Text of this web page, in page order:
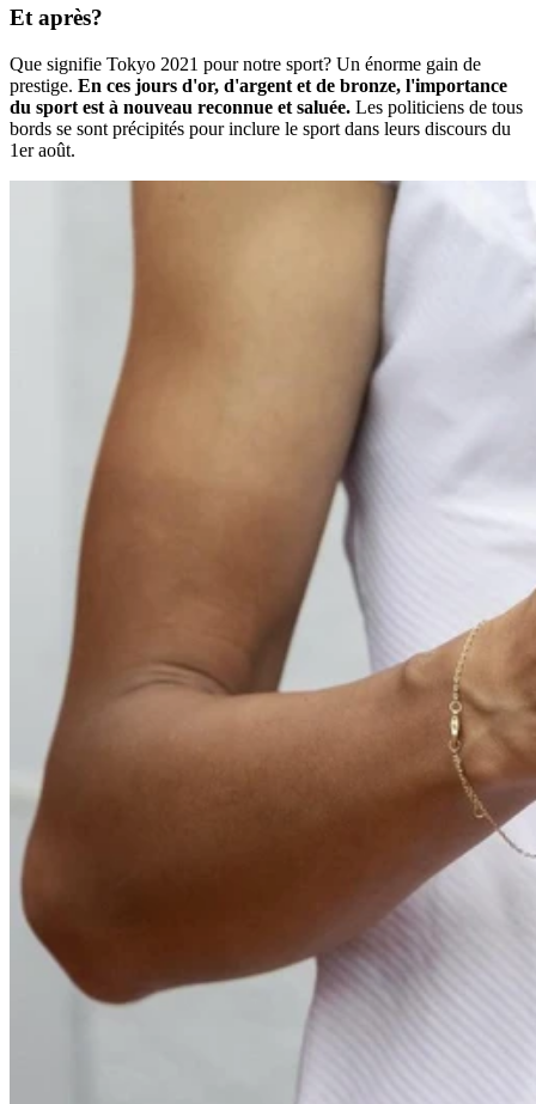
Et après?
Que signifie Tokyo 2021 pour notre sport? Un énorme gain de
prestige. En ces jours d'or, d'argent et de bronze, l'importance
du sport est à nouveau reconnue et saluée. Les politiciens de tous
bords se sont précipités pour inclure le sport dans leurs discours du
1er août.